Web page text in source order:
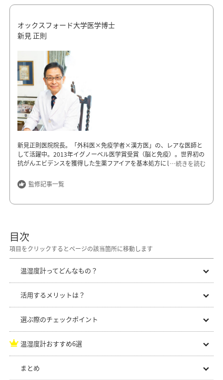
オックスフォード大学医学博士
新見 正則
…続きを読む
新見正則医院院長。「外科医×免疫学者×漢方医」の、レアな医師と
して活躍中。2013年イグノーベル医学賞受賞（脳と免疫）。世界初の
抗がんエビデンスを獲得した生薬フアイアを基本処方にして漢方薬を
チャート整形外科漢方薬』はAmazonで三冠（臨床外科、整形外科、
東洋医学）に輝く。最新刊は『しあわせの見つけ方 予測不能な時代
https://niimimasanori.com/
監修記事一覧
目次
温湿度計ってどんなもの？
活用するメリットは？
選ぶ際のチェックポイント
温湿度計おすすめ6選
まとめ